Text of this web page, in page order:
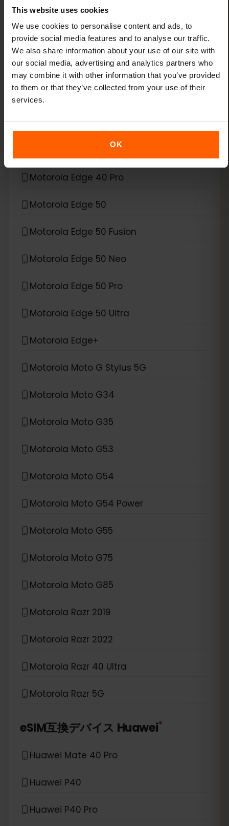
This website uses cookies
We use cookies to personalise content and ads, to
provide social media features and to analyse our traffic.
We also share information about your use of our site with
our social media, advertising and analytics partners who
may combine it with other information that you’ve provided
to them or that they’ve collected from your use of their
services.
OK
Xiaomi 15
Xiaomi Redmi Note 11 Pro 5G
Xiaomi Redmi Note 13 Pro
Xiaomi Redmi Note 13 Pro Plus
eSIM互換デバイスMotorola*
Motorola Edge 40 Neo
Motorola Edge 40 Pro
Motorola Edge 50
Motorola Edge 50 Fusion
Motorola Edge 50 Neo
Motorola Edge 50 Pro
Motorola Edge 50 Ultra
Motorola Edge+
Motorola Moto G Stylus 5G
Motorola Moto G34
Motorola Moto G35
Motorola Moto G53
Motorola Moto G54
Motorola Moto G54 Power
Motorola Moto G55
Motorola Moto G75
Motorola Moto G85
Motorola Razr 2019
Motorola Razr 2022
Motorola Razr 40 Ultra
Motorola Razr 5G
eSIM互換デバイス Huawei*
Huawei Mate 40 Pro
Huawei P40
Huawei P40 Pro